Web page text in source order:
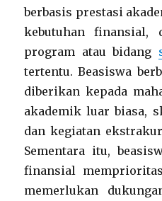
berbasis prestasi
kebutuhan finansial,
program atau bidang
tertentu. Beasiswa
diberikan kepada
akademik luar biasa,
dan kegiatan
Sementara itu,
finansial
memerlukan